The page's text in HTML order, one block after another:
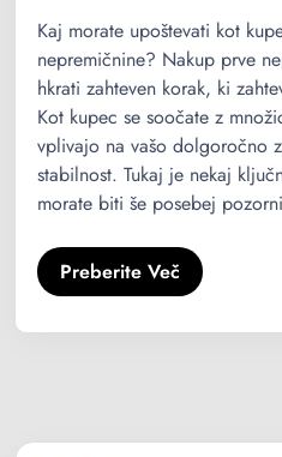
Kaj morate upoštevati kot
nepremičnine? Nakup prve
hkrati zahteven korak, ki
Kot kupec se soočate z
vplivajo na vašo dolgoročno
stabilnost. Tukaj je nekaj
morate biti še posebej
Preberite Več